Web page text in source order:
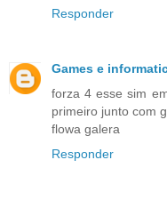
Responder
Games e
forza 4 esse sim
primeiro junto com
flowa galera
Responder